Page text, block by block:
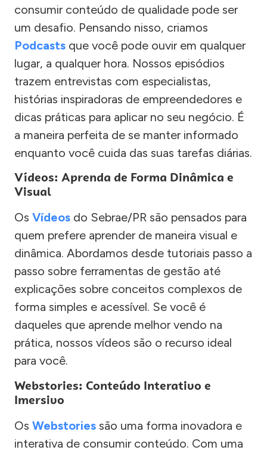
consumir conteúdo de qualidade pode ser
um desafio. Pensando nisso, criamos
Podcasts que você pode ouvir em qualquer
lugar, a qualquer hora. Nossos episódios
trazem entrevistas com especialistas,
histórias inspiradoras de empreendedores e
dicas práticas para aplicar no seu negócio. É
a maneira perfeita de se manter informado
enquanto você cuida das suas tarefas diárias.
Vídeos: Aprenda de Forma Dinâmica e
Visual
Os Vídeos do Sebrae/PR são pensados para
quem prefere aprender de maneira visual e
dinâmica. Abordamos desde tutoriais passo a
passo sobre ferramentas de gestão até
explicações sobre conceitos complexos de
forma simples e acessível. Se você é
daqueles que aprende melhor vendo na
prática, nossos vídeos são o recurso ideal
para você.
Webstories: Conteúdo Interativo e
Imersivo
Os Webstories são uma forma inovadora e
interativa de consumir conteúdo. Com uma